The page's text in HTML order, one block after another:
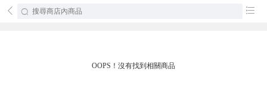
󰄕 󰂦
OOPS！沒有找到相關商品